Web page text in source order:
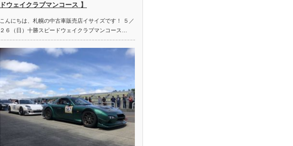
ドウェイクラブマンコース 】
こんにちは、札幌の中古車販売店イサイズです！ ５／
２６（日）十勝スピードウェイクラブマンコース…